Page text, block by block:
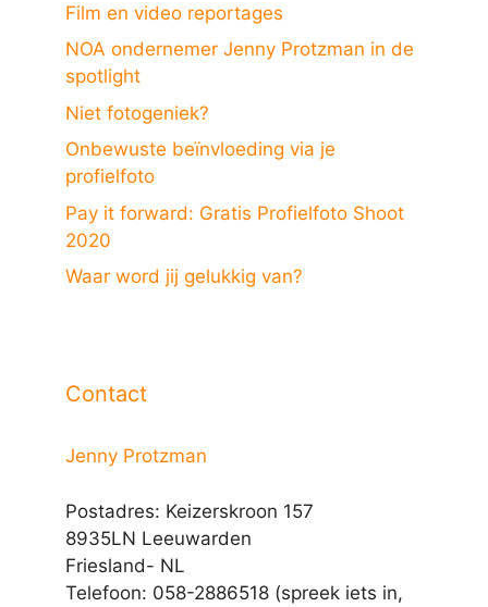
Film en video reportages
NOA ondernemer Jenny Protzman in de
spotlight
Niet fotogeniek?
Onbewuste beïnvloeding via je
profielfoto
Pay it forward: Gratis Profielfoto Shoot
2020
Waar word jij gelukkig van?
Contact
Jenny Protzman
Postadres: Keizerskroon 157
8935LN Leeuwarden
Friesland- NL
Telefoon: 058-2886518 (spreek iets in,